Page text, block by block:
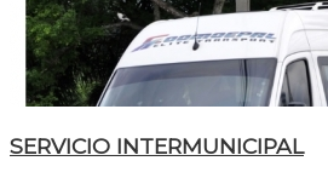
SERVICIO INTERMUNICIPAL